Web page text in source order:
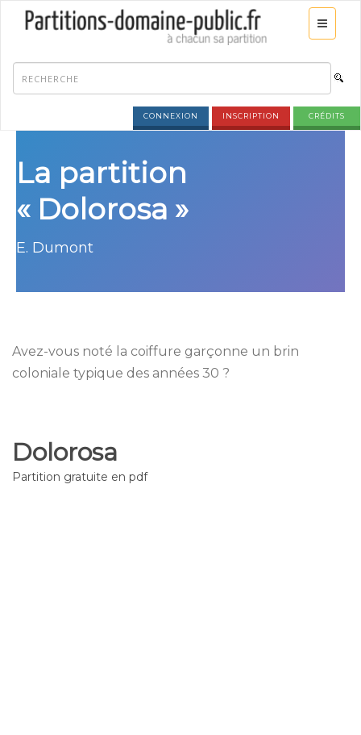
CONNEXION INSCRIPTION CRÉDITS
La partition
« Dolorosa »
E. Dumont
Avez-vous noté la coiffure garçonne un brin
coloniale typique des années 30 ?
Dolorosa
Partition gratuite en pdf